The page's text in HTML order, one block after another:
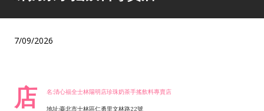
7/09/2026
店 名:清心福全士林陽明店珍珠奶茶手搖飲料專賣店
地址:臺北市士林區仁勇里文林路22號